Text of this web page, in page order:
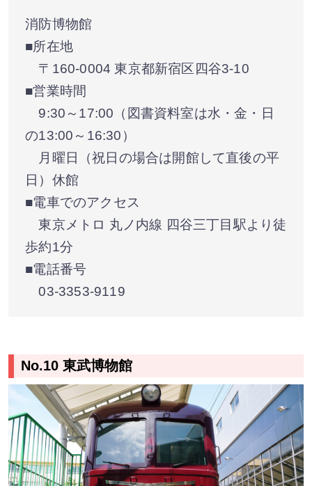
消防博物館
■所在地
〒160-0004 東京都新宿区四谷3-10
■営業時間
9:30～17:00（図書資料室は水・金・日
の13:00～16:30）
月曜日（祝日の場合は開館して直後の平
日）休館
■電車でのアクセス
東京メトロ 丸ノ内線 四谷三丁目駅より徒
歩約1分
■電話番号
03-3353-9119
No.10 東武博物館